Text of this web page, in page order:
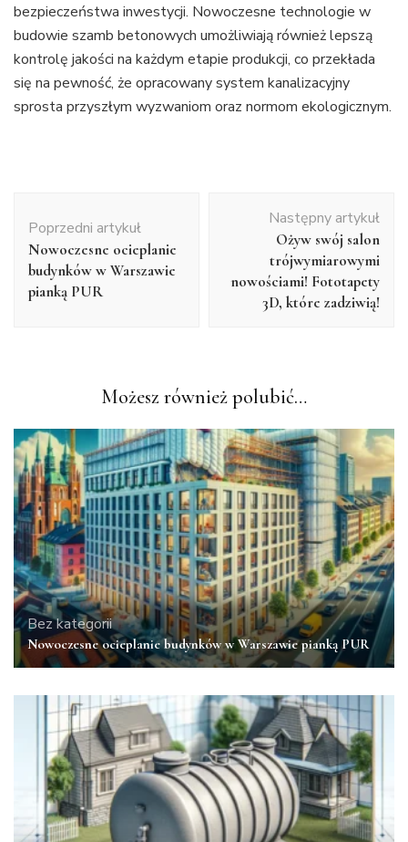
bezpieczeństwa inwestycji. Nowoczesne technologie w
budowie szamb betonowych umożliwiają również lepszą
kontrolę jakości na każdym etapie produkcji, co przekłada
się na pewność, że opracowany system kanalizacyjny
sprosta przyszłym wyzwaniom oraz normom ekologicznym.
wpisu
Poprzedni artykuł
Nowoczesne ocieplanie
budynków w Warszawie
pianką PUR
Następny artykuł
Ożyw swój salon
trójwymiarowymi
nowościami! Fototapety
3D, które zadziwią!
Możesz również polubić…
Bez kategorii
Nowoczesne ocieplanie budynków w Warszawie pianką PUR